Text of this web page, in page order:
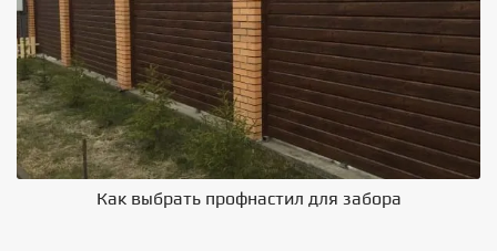
Как выбрать профнастил для забора